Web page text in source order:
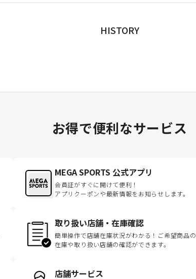
HISTORY
お得で便利なサービス
MEGA SPORTS 公式アプリ
会員証がすぐに開けて便利！
アプリクーポンや最新情報をお知らせします。
取り扱い店舗・在庫確認
簡単操作で店舗在庫状況がわかる！ご希望商品の
在庫や取り扱い店舗の確認ができます。
店舗サービス